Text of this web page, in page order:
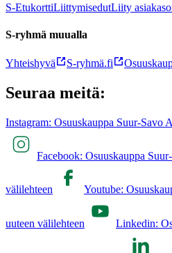
S-EtukorttiLiittymisedutLiity
S-ryhmä muualla
Yhteishyvä S-ryhmä.fi
Seuraa meitä:
Instagram: Osuuskauppa Suur-Savo
Facebook: Osuuskauppa
välilehteen Youtube:
uuteen välilehteen Linkedin: